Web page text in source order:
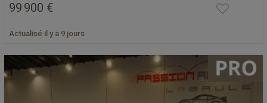
99 900 €
Actualisé il y a 9 jours